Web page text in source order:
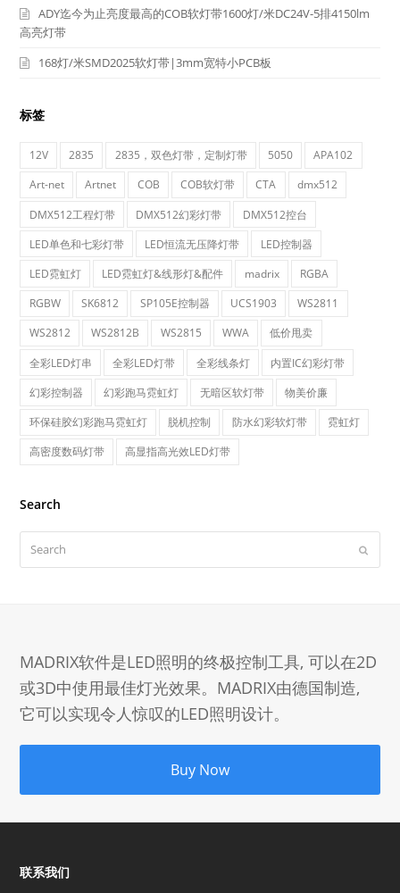
ADY迄今为止亮度最高的COB软灯带1600灯/米DC24V-5排4150lm
高亮灯带
168灯/米SMD2025软灯带|3mm宽特小PCB板
标签
12V 2835 2835，双色灯带，定制灯带 5050
APA102
Art-net
Artnet COB COB软灯带 CTA
dmx512
DMX512工程灯带
DMX512幻彩灯带
DMX512控台
LED单色和七彩灯带
LED恒流无压降灯带
LED控制器
LED霓虹灯
LED霓虹灯&线形灯&配件 madrix
RGBA
RGBW
SK6812 SP105E控制器 UCS1903
WS2811
WS2812
WS2812B WS2815 WWA
低价甩卖
全彩LED灯串
全彩LED灯带 全彩线条灯
内置IC幻彩灯带
幻彩控制器
幻彩跑马霓虹灯 无暗区软灯带
物美价廉
环保硅胶幻彩跑马霓虹灯
脱机控制 防水幻彩软灯带
霓虹灯
高密度数码灯带
高显指高光效LED灯带
Search
Submit
MADRIX软件是LED照明的终极控制工具, 可以在2D
或3D中使用最佳灯光效果。MADRIX由德国制造,
它可以实现令人惊叹的LED照明设计。
Buy Now
联系我们